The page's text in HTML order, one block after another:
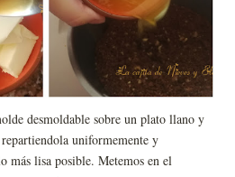
desmoldable sobre un plato llano y
uniformemente y
más lisa posible. Metemos en el